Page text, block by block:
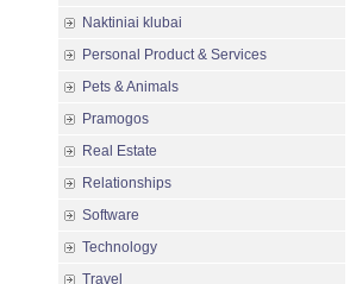
Naktiniai klubai
Personal Product & Services
Pets & Animals
Pramogos
Real Estate
Relationships
Software
Technology
Travel